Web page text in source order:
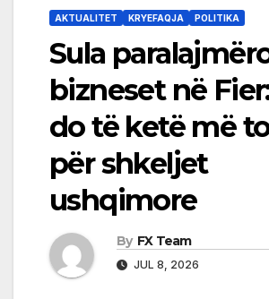
AKTUALITET KRYEFAQJA POLITIKA
Sula
bizneset në
do të ketë më
për shkeljet
ushqimore
By FX Team
JUL 8, 2026